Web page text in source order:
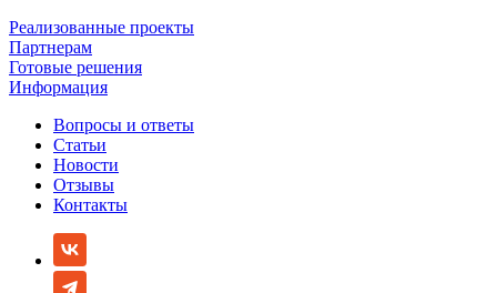
Реализованные проекты
Партнерам
Готовые решения
Информация
Вопросы и ответы
Статьи
Новости
Отзывы
Контакты